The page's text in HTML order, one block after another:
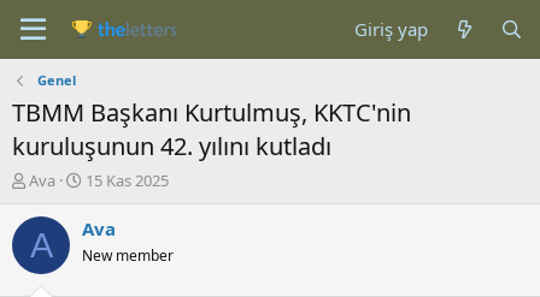
Giriş yap
Genel
TBMM Başkanı Kurtulmuş, KKTC'nin
kuruluşunun 42. yılını kutladı
K
n
b
u
Ava
B
ş
a
15 Kas 2025
A Ava
New member